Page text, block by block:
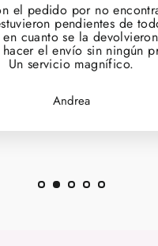
el pedido por no
pendientes de
en cuanto se la
el envío sin ningún
Un servicio magnífico.
Andrea